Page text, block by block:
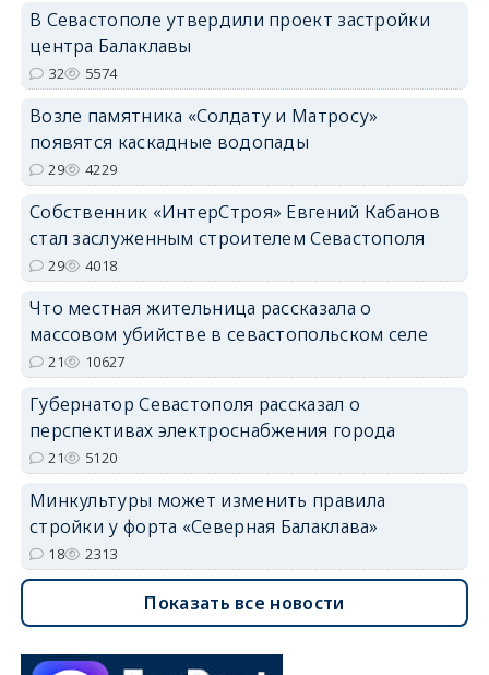
В Севастополе утвердили проект застройки
центра Балаклавы
32 5574
Возле памятника «Солдату и Матросу»
появятся каскадные водопады
29 4229
Собственник «ИнтерСтроя» Евгений Кабанов
стал заслуженным строителем Севастополя
29 4018
Что местная жительница рассказала о
массовом убийстве в севастопольском селе
21 10627
Губернатор Севастополя рассказал о
перспективах электроснабжения города
21 5120
Минкультуры может изменить правила
стройки у форта «Северная Балаклава»
18 2313
Показать все новости